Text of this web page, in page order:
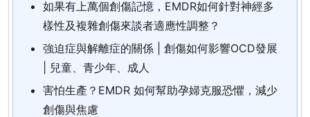
如果有上萬個創傷記憶，EMDR如何針對神經多
樣性及複雜創傷來談者適應性調整？
強迫症與解離症的關係 | 創傷如何影響OCD發展
| 兒童、青少年、成人
害怕生產？EMDR 如何幫助孕婦克服恐懼，減少
創傷與焦慮